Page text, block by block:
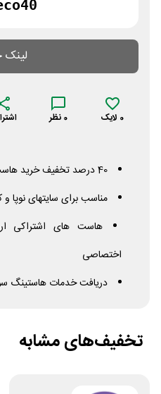
لینک
0 لایک 0 نظر
40 درصد تخفیف خرید هاست اقتصادی سون هاست
مناسب برای سایتهای نوپا
هاست های اشتراکی
اختصاصی
دریافت خدمات هاستینگ
تخفیف‌های مشابه